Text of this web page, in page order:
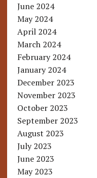
June 2024
May 2024
April 2024
March 2024
February 2024
January 2024
December 2023
November 2023
October 2023
September 2023
August 2023
July 2023
June 2023
May 2023